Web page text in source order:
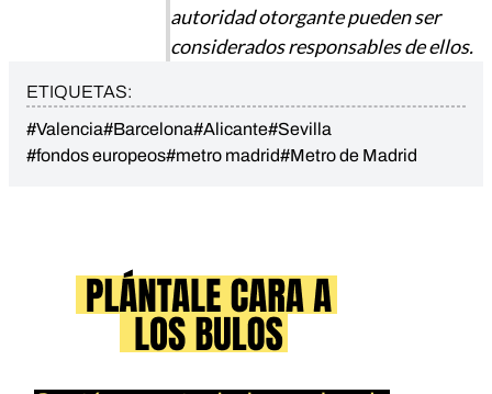
autoridad otorgante pueden ser
considerados responsables de ellos.
ETIQUETAS:
#Valencia#Barcelona#Alicante#Sevilla
#fondos europeos#metro madrid#Metro de Madrid